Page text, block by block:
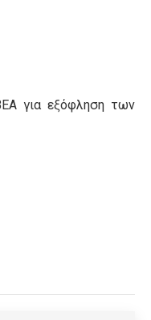
για εξόφληση των